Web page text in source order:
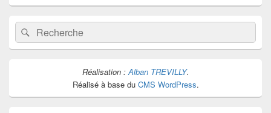
Recherche :Rechercher
Réalisation :Alban TREVILLY.
Réalisé à base du CMS WordPress.